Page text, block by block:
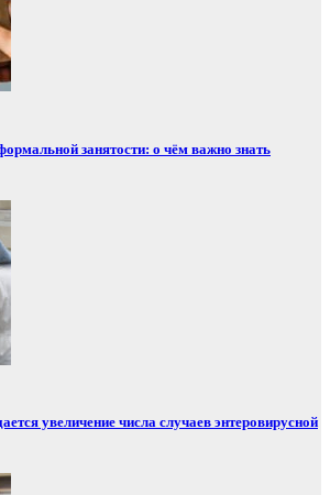
занятости: о чём важно знать
увеличение числа случаев энтеровирусной